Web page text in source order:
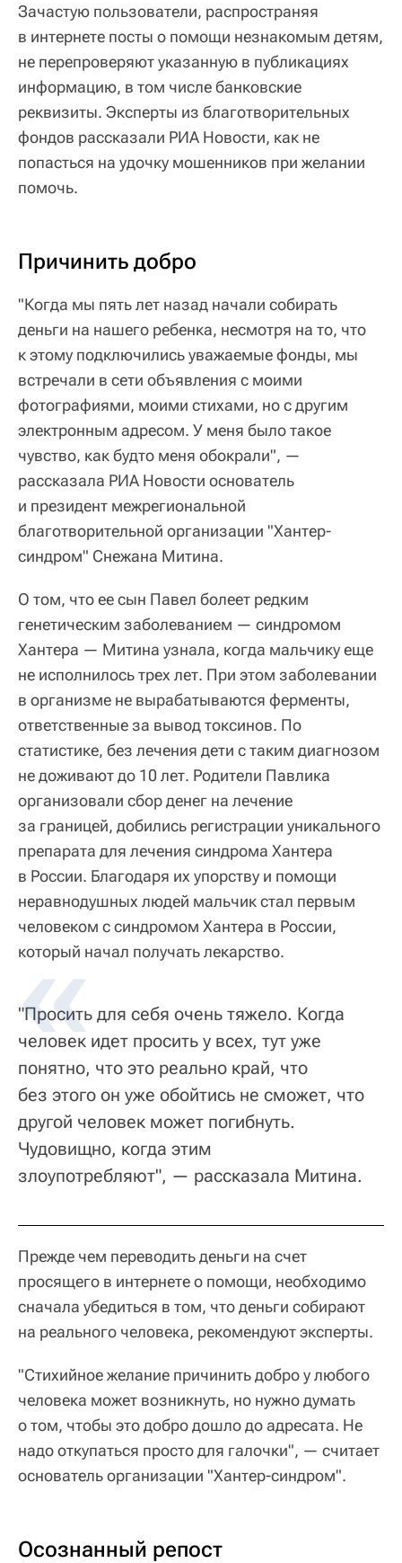
Зачастую пользователи, распространяя
в интернете посты о помощи незнакомым детям,
не перепроверяют указанную в публикациях
информацию, в том числе банковские
реквизиты. Эксперты из благотворительных
фондов рассказали РИА Новости, как не
попасться на удочку мошенников при желании
помочь.
Причинить добро
"Когда мы пять лет назад начали собирать
деньги на нашего ребенка, несмотря на то, что
к этому подключились уважаемые фонды, мы
встречали в сети объявления с моими
фотографиями, моими стихами, но с другим
электронным адресом. У меня было такое
чувство, как будто меня обокрали", —
рассказала РИА Новости основатель
и президент межрегиональной
благотворительной организации "Хантер-
синдром" Снежана Митина.
О том, что ее сын Павел болеет редким
генетическим заболеванием — синдромом
Хантера — Митина узнала, когда мальчику еще
не исполнилось трех лет. При этом заболевании
в организме не вырабатываются ферменты,
ответственные за вывод токсинов. По
статистике, без лечения дети с таким диагнозом
не доживают до 10 лет. Родители Павлика
организовали сбор денег на лечение
за границей, добились регистрации уникального
препарата для лечения синдрома Хантера
в России. Благодаря их упорству и помощи
неравнодушных людей мальчик стал первым
человеком с синдромом Хантера в России,
который начал получать лекарство.
"Просить для себя очень тяжело. Когда
человек идет просить у всех, тут уже
понятно, что это реально край, что
без этого он уже обойтись не сможет, что
другой человек может погибнуть.
Чудовищно, когда этим
злоупотребляют", — рассказала Митина.
Прежде чем переводить деньги на счет
просящего в интернете о помощи, необходимо
сначала убедиться в том, что деньги собирают
на реального человека, рекомендуют эксперты.
"Стихийное желание причинить добро у любого
человека может возникнуть, но нужно думать
о том, чтобы это добро дошло до адресата. Не
надо откупаться просто для галочки", — считает
основатель организации "Хантер-синдром".
Осознанный репост